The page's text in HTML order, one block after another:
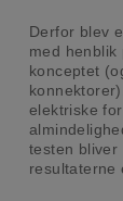
Derfor blev
med henblik
konceptet
elektriske
testen bliver
resultaterne